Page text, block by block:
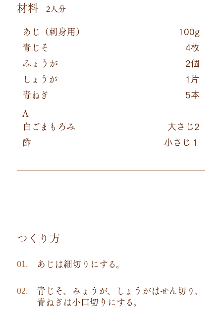
材料 2人分
あじ（刺身用） 100g
青じそ 4枚
みょうが 2個
しょうが 1片
青ねぎ 5本
A
白ごまもろみ
大さじ2
酢 小さじ１
つくり方
あじは細切りにする。
青じそ、みょうが、しょうがはせん切り、
青ねぎは小口切りにする。